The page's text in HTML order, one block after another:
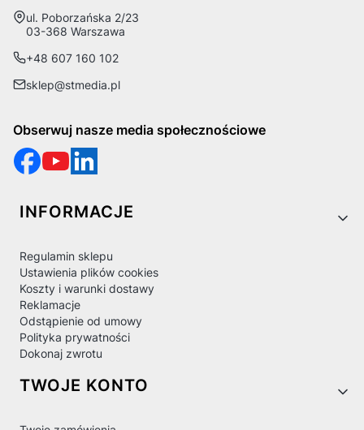
Adres:
ul. Poborzańska 2/23
03-368 Warszawa
+48 607 160 102
sklep@stmedia.pl
Obserwuj nasze media społecznościowe
Linki w stopce
INFORMACJE
Regulamin sklepu
Ustawienia plików cookies
Koszty i warunki dostawy
Reklamacje
Odstąpienie od umowy
Polityka prywatności
Dokonaj zwrotu
TWOJE KONTO